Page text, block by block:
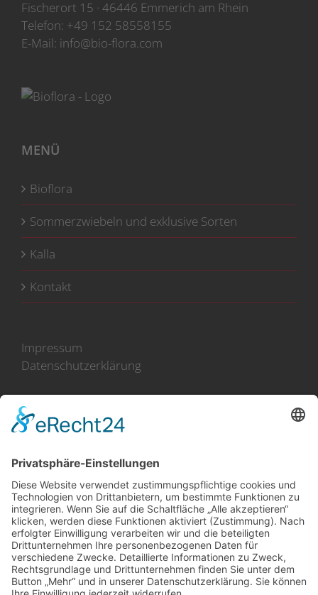
Produktseite
gewählt
werden
Fischerort 15 · 46446 Emmerich am Rhein
Telefon: +49 152 58558155
E-Mail: info@bio-flora.com
MENÜ
Bioflora
Sommerzwiebeln und exklusive Sorten
Kalla
Kontakt
Impressum
Datenschutzerklärung
100 Jahre Erfahrung
Direkt-Import aus Holland
(im Norden an der Küste)
Zusammenarbeit mit mehr
als 50 Züchtern